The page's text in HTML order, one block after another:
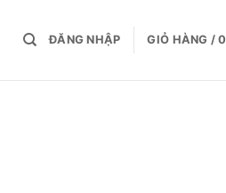
ĐĂNG NHẬP GIỎ HÀNG /0